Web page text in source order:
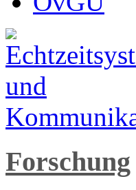
Forschung